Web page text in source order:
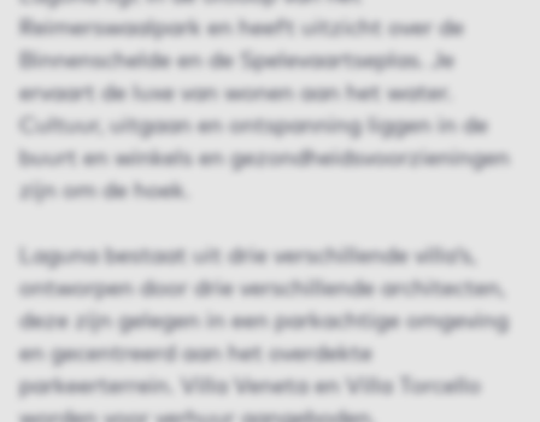
Reimerswaalpark en heeft uitzicht over de
Binnenschelde en de Spelevaartseplas. Je
ervaart de luxe van wonen aan het water.
Cultuur, uitgaan en ontspanning liggen in de
buurt en winkels en gezondheidsvoorzieningen
zijn om de hoek.
Laguna bestaat uit drie verschillende villa’s,
ontworpen door drie verschillende architecten,
deze zijn gelegen in een parkachtige omgeving
en gecentreerd aan het overdekte
parkeerterrein. Villa Veneta en Villa Torcello